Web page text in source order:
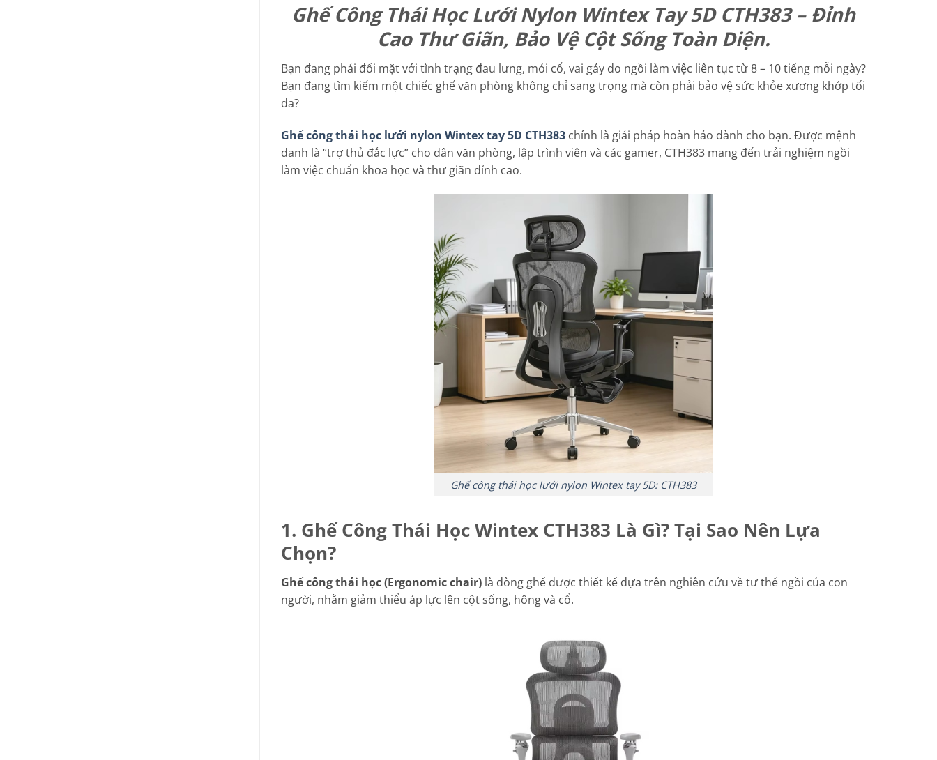
Ghế Công Thái Học Lưới Nylon Wintex Tay 5D CTH383 – Đỉnh
Cao Thư Giãn, Bảo Vệ Cột Sống Toàn Diện.
Bạn đang phải đối mặt với tình trạng đau lưng, mỏi cổ, vai gáy do ngồi làm việc liên tục từ 8 – 10 tiếng mỗi ngày?
Bạn đang tìm kiếm một chiếc ghế văn phòng không chỉ sang trọng mà còn phải bảo vệ sức khỏe xương khớp tối
đa?
Ghế công thái học lưới nylon Wintex tay 5D CTH383 chính là giải pháp hoàn hảo dành cho bạn. Được mệnh
danh là “trợ thủ đắc lực” cho dân văn phòng, lập trình viên và các gamer, CTH383 mang đến trải nghiệm ngồi
làm việc chuẩn khoa học và thư giãn đỉnh cao.
Ghế công thái học lưới nylon Wintex tay 5D: CTH383
1. Ghế Công Thái Học Wintex CTH383 Là Gì? Tại Sao Nên Lựa
Chọn?
Ghế công thái học (Ergonomic chair) là dòng ghế được thiết kế dựa trên nghiên cứu về tư thế ngồi của con
người, nhằm giảm thiểu áp lực lên cột sống, hông và cổ.